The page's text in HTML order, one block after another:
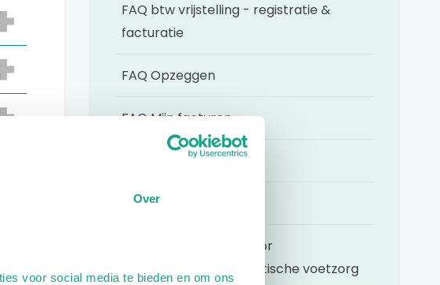
Over
voor social media te bieden en om ons
FAQ btw vrijstelling - registratie &
facturatie
FAQ Opzeggen
FAQ Mijn facturen
FAQ Mijn Modules
FAQ Inloggen
FAQ Vervallen BTW voor
basisverzekerde diabetische voetzorg